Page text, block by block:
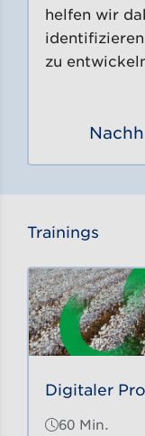
helfen wir
zu
Trainings
Digitaler
60 Min.